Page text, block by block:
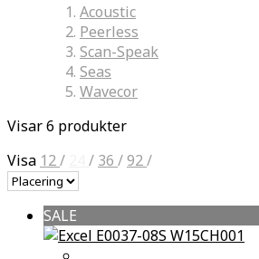
Acoustic
Peerless
Scan-Speak
Seas
Wavecor
Visar 6 produkter
Visa 12/ / 36 /92/
SALE